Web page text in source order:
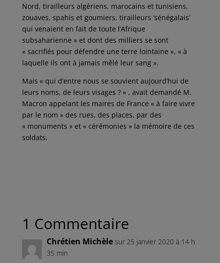
Nord, tirailleurs algériens, marocains et tunisiens,
zouaves, spahis et goumiers, tirailleurs ‘sénégalais’
qui venaient en fait de toute l’Afrique
subsaharienne » et dont des milliers se sont
« sacrifiés pour défendre une terre lointaine », « à
laquelle ils ont à jamais mêlé leur sang ».
Mais « qui d’entre nous se souvient aujourd’hui de
leurs noms, de leurs visages ? « , avait demandé M.
Macron appelant les maires de France « à faire vivre
par le nom » des rues, des places, par des
« monuments » et « cérémonies » la mémoire de ces
soldats.
1 Commentaire
Chrétien Michèle sur 25 janvier 2020 à 14 h
35 min